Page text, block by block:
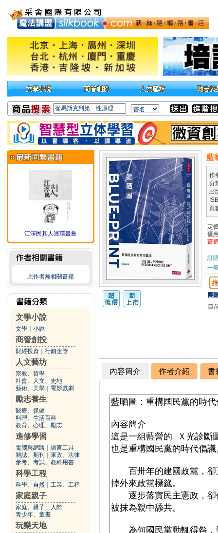
江澤民其人連環畫集
此作者無相關書籍
文學小說
文學 小說
商管創投
財經投資 行銷企管
人文藝坊
宗教、哲學
社會、人文、史地
藝術、美學
電影戲劇
勵志養生
醫療、保健
料理、生活百科
教育、心理、勵志
進修學習
電腦與網路
語言工具
雜誌、期刊
軍政、法律
參考、考試、教科用書
科學工程
科學、自然 工業、工程
家庭親子
家庭、親子、人際
青少年、童書
玩樂天地
藍
作
分
出
頁
定
優
書
訂
一
團
目
內容簡介 作者介紹 書